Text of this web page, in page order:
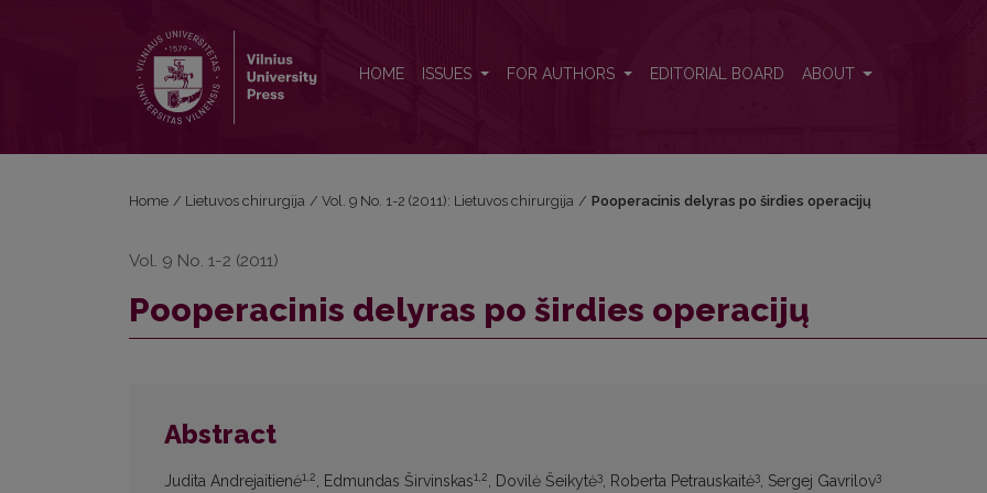
HOME ISSUES FOR AUTHORS EDITORIAL BOARD ABOUT
Home / Lietuvos chirurgija / Vol. 9 No. 1-2 (2011): Lietuvos chirurgija / Pooperacinis delyras po širdies operacijų
Vol. 9 No. 1-2 (2011)
Pooperacinis delyras po širdies operacijų
Abstract
Judita Andrejaitienė1,2, Edmundas Širvinskas1,2, Dovilė Šeikytė3, Roberta Petrauskaitė3, Sergej Gavrilov3